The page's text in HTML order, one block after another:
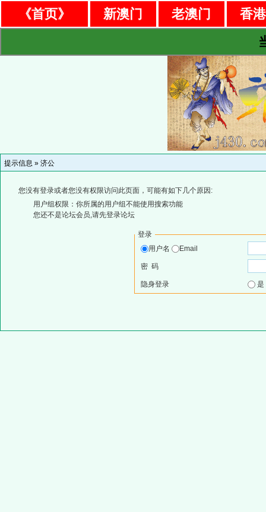
《首页》 新澳门 老澳门
香
提示信息 » 济公
您没有登录或者您没有权限访问此页面，可能有如下几个原因:
用户组权限：你所属的用户组不能使用搜索功能
您还不是论坛会员,请先登录论坛
登录
用户名
Email
密 码
隐身登录